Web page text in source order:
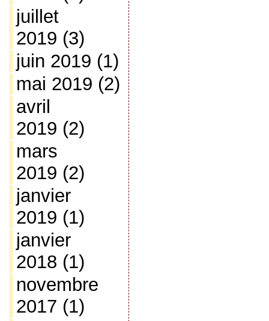
juillet
2019 (3)
juin 2019 (1)
mai 2019 (2)
avril
2019 (2)
mars
2019 (2)
janvier
2019 (1)
janvier
2018 (1)
novembre
2017 (1)